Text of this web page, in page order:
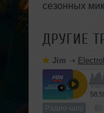
сезонных
ДРУГИЕ
Jim ➝
Радио-шоу